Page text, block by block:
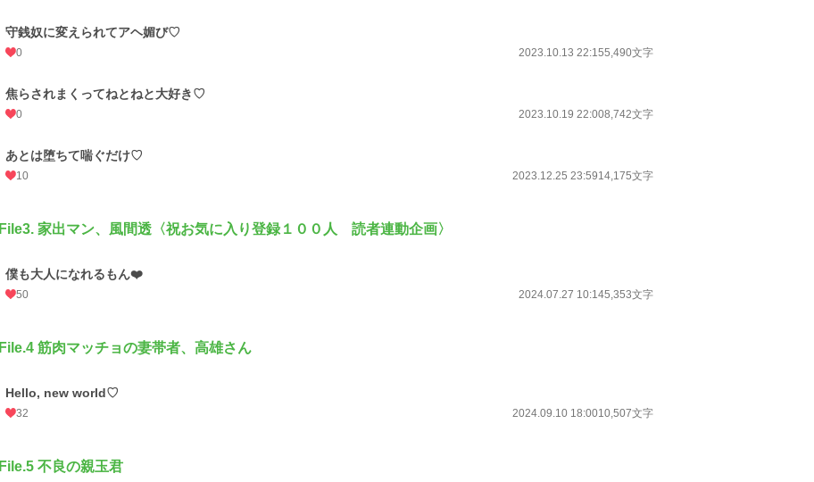
守銭奴に変えられてアヘ媚び♡
0 2023.10.13 22:155,490文字
焦らされまくってねとねと大好き♡
0 2023.10.19 22:008,742文字
あとは堕ちて喘ぐだけ♡
10 2023.12.25 23:5914,175文字
File3. 家出マン、風間透〈祝お気に入り登録１００人 読者連動企画〉
僕も大人になれるもん❤️
50 2024.07.27 10:145,353文字
File.4 筋肉マッチョの妻帯者、高雄さん
Hello, new world♡
32 2024.09.10 18:0010,507文字
File.5 不良の親玉君